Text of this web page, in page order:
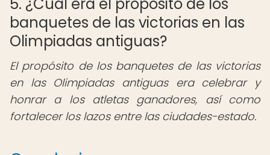
banquetes de las victorias en las
Olimpiadas antiguas?
El propósito de los banquetes de las victorias
en las Olimpiadas antiguas era celebrar y
honrar a los atletas ganadores, así como
fortalecer los lazos entre las ciudades-estado.